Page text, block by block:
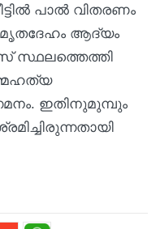
പാൽ വിതരണം
ആദ്യം
സ്ഥലത്തെത്തി
ഇതിനുമുമ്പും